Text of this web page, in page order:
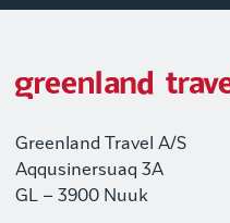
Greenland Travel A/S
Aqqusinersuaq 3A
GL – 3900 Nuuk